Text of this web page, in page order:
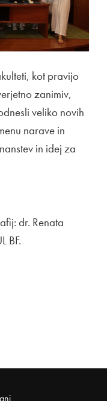
kot pravijo
zanimiv,
veliko novih
narave in
in idej za
dr. Renata
BF.